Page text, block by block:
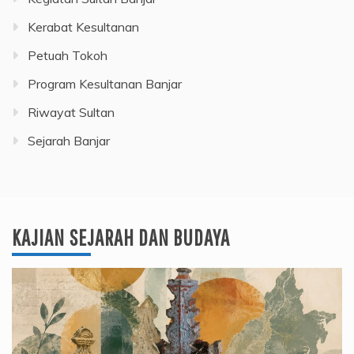
Kerabat Kesultanan
Petuah Tokoh
Program Kesultanan Banjar
Riwayat Sultan
Sejarah Banjar
KAJIAN SEJARAH DAN BUDAYA